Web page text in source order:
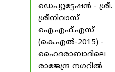
ഡെപ്യൂട്ടേഷൻ -
ശ്രീനിവാസ്
ഐ.എഫ്.എസ്
(കെ.എൽ-2015) -
ഹൈദരാബാദിലെ
രാജേന്ദ്ര നഗറിൽ